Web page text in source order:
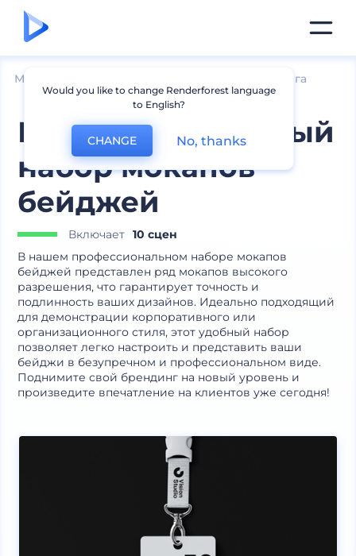
Мокапы Другие мокапы брендинга
Профессиональный
набор мокапов
бейджей
Включает 10 сцен
В нашем профессиональном наборе мокапов
бейджей представлен ряд мокапов высокого
разрешения, что гарантирует точность и
подлинность ваших дизайнов. Идеально подходящий
для демонстрации корпоративного или
организационного стиля, этот удобный набор
позволяет легко настроить и представить ваши
бейджи в безупречном и профессиональном виде.
Поднимите свой брендинг на новый уровень и
произведите впечатление на клиентов уже сегодня!
Would you like to change Renderforest language
to English?
CHANGE No, thanks